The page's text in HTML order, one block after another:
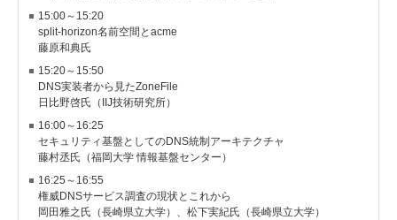
15:00～15:20
split-horizon名前空間とacme
藤原和典氏
15:20～15:50
DNS実装者から見たZoneFile
日比野啓氏（IIJ技術研究所）
16:00～16:25
セキュリティ基盤としてのDNS統制アーキテクチャ
藤村丞氏（福岡大学 情報基盤センター）
16:25～16:55
権威DNSサービス調査の現状とこれから
岡田雅之氏（長崎県立大学）、松下実紀氏（長崎県立大学）